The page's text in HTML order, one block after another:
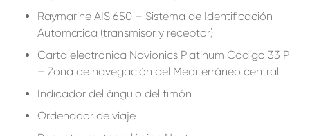
Raymarine AIS 650 – Sistema de Identificación
Automática (transmisor y receptor)
Carta electrónica Navionics Platinum Código 33 P
– Zona de navegación del Mediterráneo central
Indicador del ángulo del timón
Ordenador de viaje